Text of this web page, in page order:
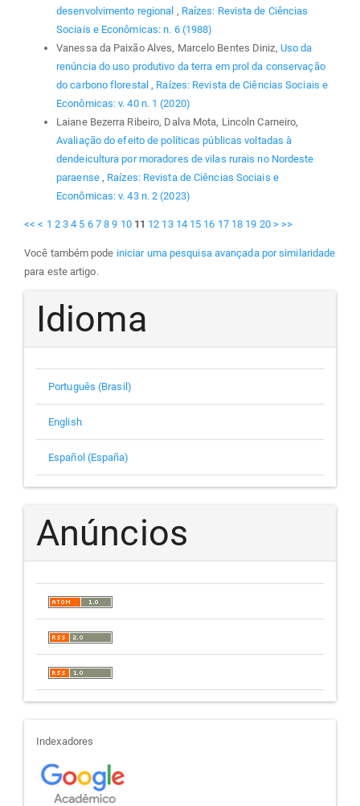
desenvolvimento regional , Raízes: Revista de Ciências
Sociais e Econômicas: n. 6 (1988)
Vanessa da Paixão Alves, Marcelo Bentes Diniz, Uso da
renúncia do uso produtivo da terra em prol da conservação
do carbono florestal, Raízes: Revista de Ciências Sociais e
Econômicas: v. 40 n. 1 (2020)
Laiane Bezerra Ribeiro, Dalva Mota, Lincoln Carneiro,
Avaliação do efeito de políticas públicas voltadas à
dendeicultura por moradores de vilas rurais no Nordeste
paraense , Raízes: Revista de Ciências Sociais e
Econômicas: v. 43 n. 2 (2023)
<< < 1 2 3 4 5 6 7 8 9 10 11 12 13 14 15 16 17 18 19 20 > >>
Você também pode iniciar uma pesquisa avançada por similaridade
para este artigo.
Idioma
Português (Brasil)
English
Español (España)
Anúncios
indexadores
Indexadores